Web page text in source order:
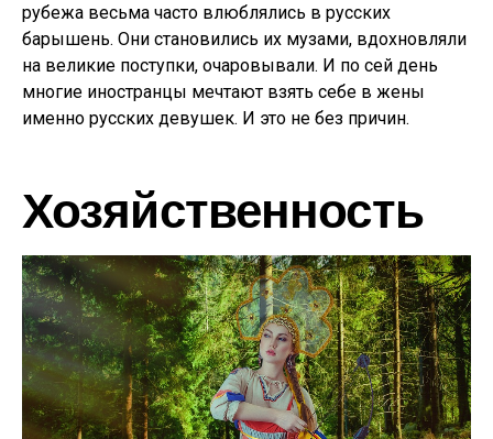
рубежа весьма часто влюблялись в русских
барышень. Они становились их музами, вдохновляли
на великие поступки, очаровывали. И по сей день
многие иностранцы мечтают взять себе в жены
именно русских девушек. И это не без причин.
Хозяйственность